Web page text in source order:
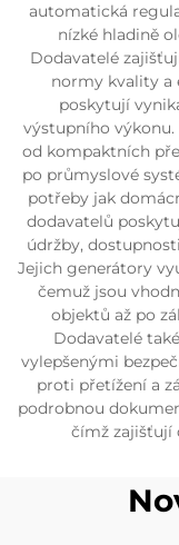
automatická
nízké hladině
Dodavatelé
normy kvality a
poskytují
výstupního
od kompaktních
po průmyslové
potřeby jak
dodavatelů
údržby,
Jejich generátory
čemuž jsou
objektů až po
Dodavatelé
vylepšenými
proti přetížení a
podrobnou
čímž zajišťují